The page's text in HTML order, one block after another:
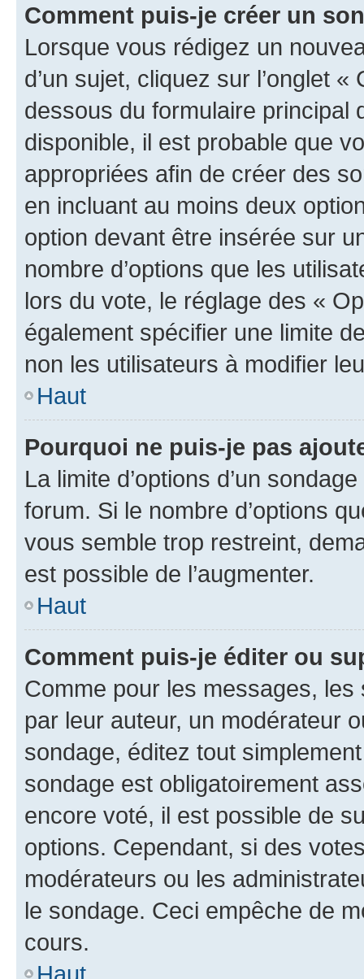
Comment puis-je créer un
Lorsque vous rédigez un
d’un sujet, cliquez sur l’onglet
dessous du formulaire principal
disponible, il est probable que
appropriées afin de créer des
en incluant au moins deux
option devant être insérée sur
nombre d’options que les
lors du vote, le réglage des «
également spécifier une limite
non les utilisateurs à modifier
Haut
Pourquoi ne puis-je pas
La limite d’options d’un
forum. Si le nombre d’options
vous semble trop restreint,
est possible de l’augmenter.
Haut
Comment puis-je éditer ou
Comme pour les messages,
par leur auteur, un modérateur
sondage, éditez tout
sondage est obligatoirement
encore voté, il est possible de
options. Cependant, si des
modérateurs ou les
le sondage. Ceci empêche de
cours.
Haut